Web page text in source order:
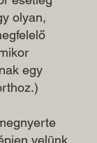
olyan,
egy
velünk